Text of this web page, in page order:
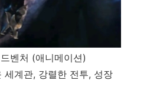
벤처 (애니메이션)
세계관, 강렬한 전투, 성장